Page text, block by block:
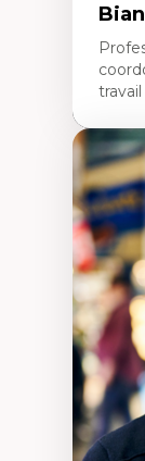
travail